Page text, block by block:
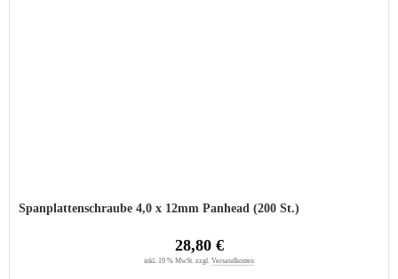
Spanplattenschraube 4,0 x 12mm Panhead (200 St.)
28,80 €
inkl. 19 % MwSt. zzgl. Versandkosten